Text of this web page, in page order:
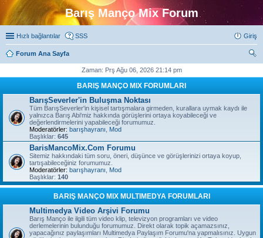
Barış Manço Mix Forum
Hızlı bağlantılar SSS Giriş
Forum Ana Sayfa
Zaman: Prş Ağu 06, 2026 21:14 pm
BARIŞ MANÇO MIX FORUMLARI
BarışSeverler'in Buluşma Noktası
Tüm BarışSeverler'in kişisel tartışmalara girmeden, kurallara uymak kaydı ile
yalnızca Barış Abi'miz hakkında görüşlerini ortaya koyabileceği ve
değerlendirmelerini yapabileceği forumumuz.
Moderatörler: barışhayranı
Mod
Başlıklar: 645
BarisMancoMix.Com Forumu
Sitemiz hakkındaki tüm soru, öneri, düşünce ve görüşlerinizi ortaya koyup,
tartışabileceğiniz forumumuz.
Moderatörler: barışhayranı
Mod
Başlıklar: 140
BARIŞ MANÇO MIX MULTIMEDYA FORUMLARI
Multimedya Video Arşivi Forumu
Barış Manço ile ilgili tüm video klip, televizyon programları ve video
derlemelerinin bulunduğu forumumuz. Direkt olarak topik açamazsınız,
yapacağınız paylaşımları Multimedya Paylaşım Forumu'na yapmalısınız. Uygun